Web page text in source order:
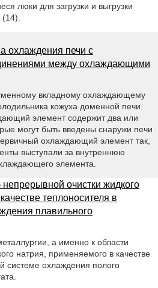
люки для загрузки и выгрузки
охлаждения печи с
между охлаждающими
вкладному охлаждающему
кожуха доменной печи.
элемент содержит два или
могут быть введены снаружи печи
охлаждающий элемент так,
выступали за внутреннюю
элемента.
очистки жидкого
теплоносителя в
плавильного
а именно к области
натрия, применяемого в качестве
системе охлаждения полого